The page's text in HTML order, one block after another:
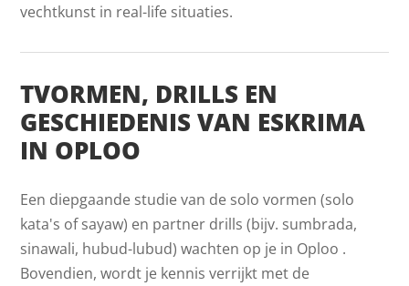
vechtkunst in real-life situaties.
TVORMEN, DRILLS EN
GESCHIEDENIS VAN ESKRIMA
IN OPLOO
Een diepgaande studie van de solo vormen (solo
kata's of sayaw) en partner drills (bijv. sumbrada,
sinawali, hubud-lubud) wachten op je in Oploo .
Bovendien, wordt je kennis verrijkt met de